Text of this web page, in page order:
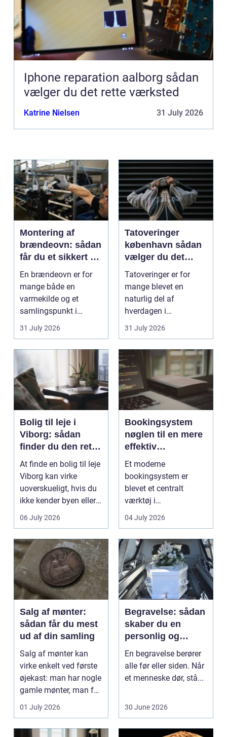
Iphone reparation aalborg sådan
vælger du det rette værksted
Katrine Nielsen 31 July 2026
Montering af
brændeovn: sådan
får du et sikkert og
smukt resultat
En brændeovn er for
mange både en
varmekilde og et
samlingspunkt i
hjemmet. Flammerne
31 July 2026
Tatoveringer
københavn sådan
vælger du det
rigtige studie
Tatoveringer er for
mange blevet en
naturlig del af
hverdagen i
København. Byen er
fyldt med dygtige...
31 July 2026
Bolig til leje i
Viborg: sådan
finder du den rette
lejlighed
At finde en bolig til leje
Viborg kan virke
uoverskueligt, hvis du
ikke kender byen eller
det lokale...
06 July 2026
Bookingsystem
nøglen til en mere
effektiv
klinikhverdag
Et moderne
bookingsystem er
blevet et centralt
værktøj i
sundhedssektoren.
Klinikker, praksis og
beh...
04 July 2026
Salg af mønter:
sådan får du mest
ud af din samling
Salg af mønter kan
virke enkelt ved første
øjekast: man har nogle
gamle mønter, man får
dem vurderet...
01 July 2026
Begravelse: sådan
skaber du en
personlig og
respektfuld afsked
En begravelse berører
alle før eller siden. Når
et menneske dør, stå...
30 June 2026